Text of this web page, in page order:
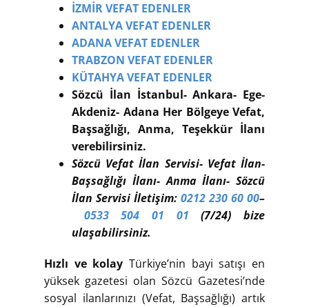
İZMİR VEFAT EDENLER
ANTALYA VEFAT EDENLER
ADANA VEFAT EDENLER
TRABZON VEFAT EDENLER
KÜTAHYA VEFAT EDENLER
Sözcü İlan İstanbul- Ankara- Ege-
Akdeniz- Adana Her Bölgeye Vefat,
Başsağlığı, Anma, Teşekkür İlanı
verebilirsiniz.
Sözcü Vefat İlan Servisi- Vefat İlan-
Başsağlığı İlanı- Anma İlanı- Sözcü
İlan Servisi İletişim: 0212 230 60 00–
0533 504 01 01 (7/24) bize
ulaşabilirsiniz.
Hızlı ve kolay Türkiye’nin bayi satışı en
yüksek gazetesi olan Sözcü Gazetesi’nde
sosyal ilanlarınızı (Vefat, Başsağlığı) artık